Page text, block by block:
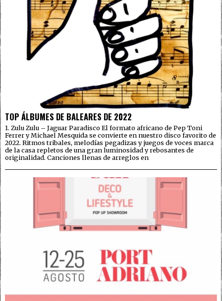
TOP ÁLBUMES DE BALEARES DE 2022
1. Zulu Zulu – Jaguar Paradisco El formato africano de Pep Toni
Ferrer y Michael Mesquida se convierte en nuestro disco favorito de
2022. Ritmos tribales, melodías pegadizas y juegos de voces marca
de la casa repletos de una gran luminosidad y rebosantes de
originalidad. Canciones llenas de arreglos en